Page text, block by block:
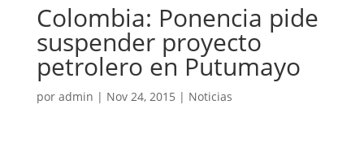
Colombia: Ponencia pide
suspender proyecto
petrolero en Putumayo
por admin | Nov 24, 2015 | Noticias